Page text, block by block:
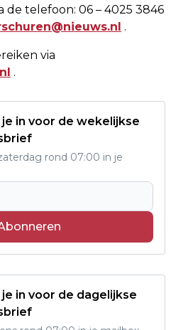
de telefoon: 06 – 4025 3846
.
via
.
in voor de wekelijkse
rond 07:00 in je
in voor de dagelijkse